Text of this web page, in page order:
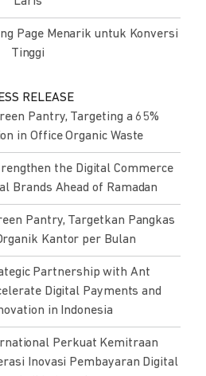
Page Menarik untuk Konversi
Tinggi
RELEASE
Pantry, Targeting a 65%
in Office Organic Waste
the Digital Commerce
Brands Ahead of Ramadan
Pantry, Targetkan Pangkas
Kantor per Bulan
Partnership with Ant
Digital Payments and
in Indonesia
Perkuat Kemitraan
Inovasi Pembayaran Digital